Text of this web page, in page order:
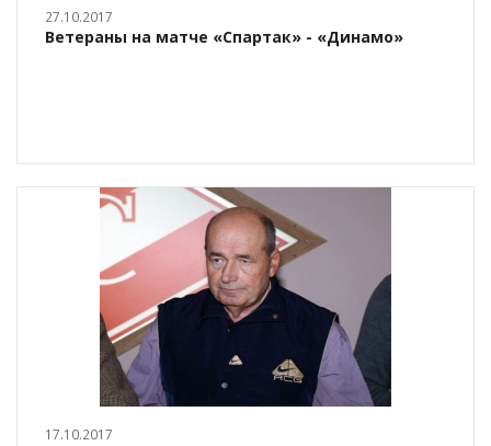
27.10.2017
Ветераны на матче «Спартак» - «Динамо»
17.10.2017